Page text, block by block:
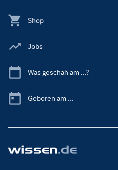
Shop
Jobs
Was geschah am ...?
Geboren am ...